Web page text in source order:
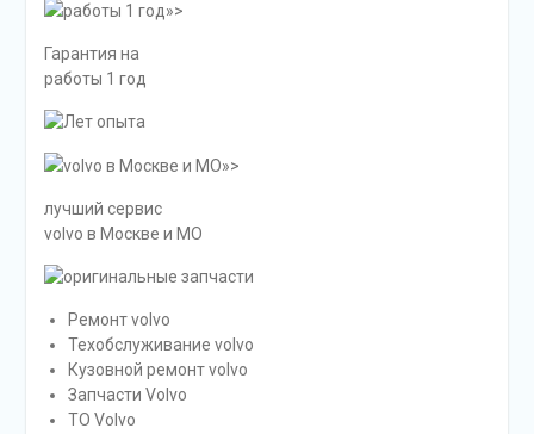
работы 1 год»>
Гарантия на
работы 1 год
volvo в Москве и МО»>
лучший сервис
volvo в Москве и МО
Ремонт volvo
Техобслуживание volvo
Кузовной ремонт volvo
Запчасти Volvo
ТО Volvo